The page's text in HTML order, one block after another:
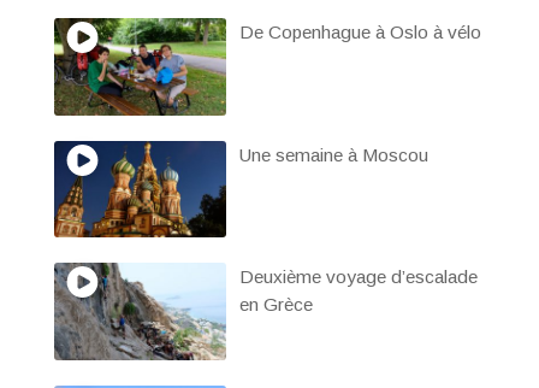
De Copenhague à Oslo à vélo
Une semaine à Moscou
Deuxième voyage d’escalade
en Grèce